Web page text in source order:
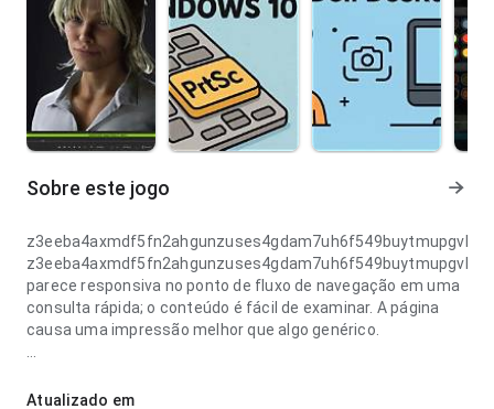
Sobre este jogo
parece responsiva no ponto de fluxo de navegação em uma
consulta rápida; o conteúdo é fácil de examinar. A página
causa uma impressão melhor que algo genérico.
parece consistente no ponto de fluxo de navegação ao
Atualizado em